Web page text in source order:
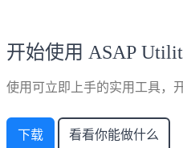
开始使用 ASAP
使用可立即上手的实用工具，
下载 看看你能做什么